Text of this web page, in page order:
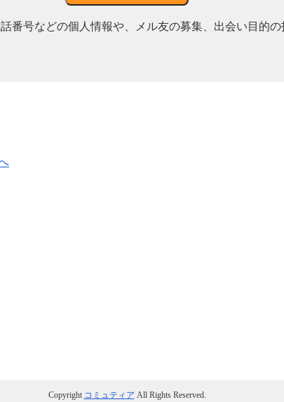
番号などの個人情報や、メル友の募集、出会い目的の
Copyright コミュティア All Rights Reserved.